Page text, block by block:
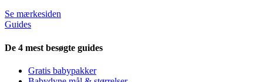
Se mærkesiden
Guides
De 4 mest besøgte guides
Gratis babypakker